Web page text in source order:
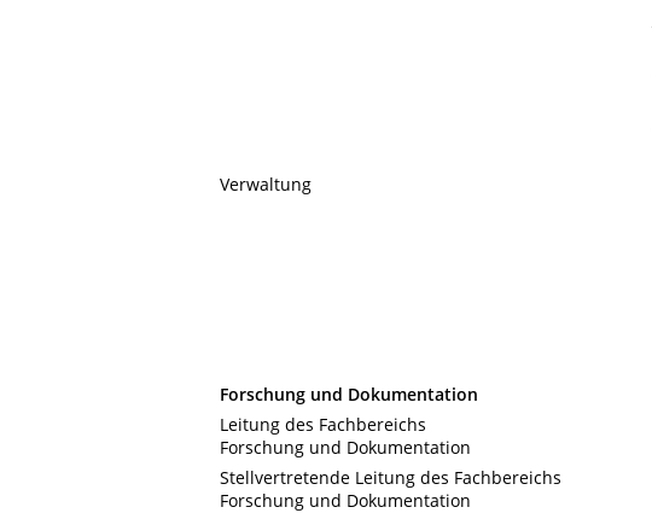
Verwaltung
Forschung und Dokumentation
Leitung des Fachbereichs
Forschung und Dokumentation
Stellvertretende Leitung des Fachbereichs
Forschung und Dokumentation